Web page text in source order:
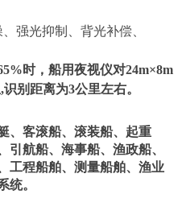
强光抑制、背光补偿、
时，船用夜视仪对24m×8m
识别距离为3公里左右。
、客滚船、滚装船、起重
引航船、海事船、渔政船、
工程船舶、测量船舶、渔业
统。